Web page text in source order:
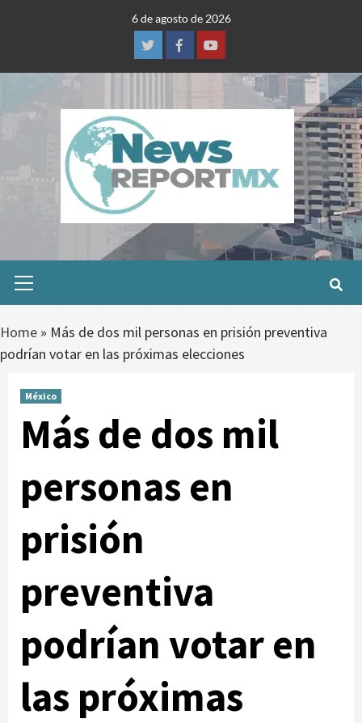
6 de agosto de 2026
TwitterFacebookYoutube
Menu
Home » Más de dos mil personas en prisión preventiva
podrían votar en las próximas elecciones
México
Más de dos mil
personas en
prisión
preventiva
podrían votar en
las próximas